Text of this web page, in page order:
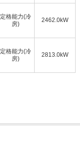
定格能力(冷
房)
2462.0kW
定格能力(冷
房)
2813.0kW